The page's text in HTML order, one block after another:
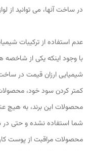
در ساخت آنها، می توانید از
عدم استفاده از ترکیبات
با وجود اینکه یکی از شاخصه
شیمیایی ارزان قیمت در ساخت
کمتر کردن سود خود،
محصولات این برند، به هیچ
شما استفاده نشده و حتی در
محصولات مراقبت از پوست